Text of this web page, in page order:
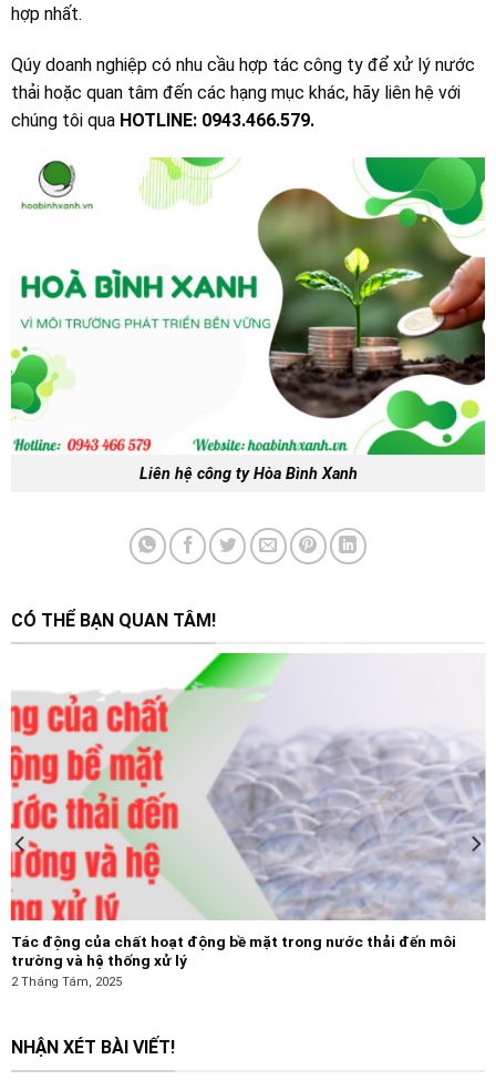
hợp nhất.
Qúy doanh nghiệp có nhu cầu hợp tác công ty để xử lý nước
thải hoặc quan tâm đến các hạng mục khác, hãy liên hệ với
chúng tôi qua HOTLINE: 0943.466.579.
Liên hệ công ty Hòa Bình Xanh
CÓ THỂ BẠN QUAN TÂM!
Tác động của chất hoạt động bề mặt trong nước thải đến môi
trường và hệ thống xử lý
2 Tháng Tám, 2025
NHẬN XÉT BÀI VIẾT!